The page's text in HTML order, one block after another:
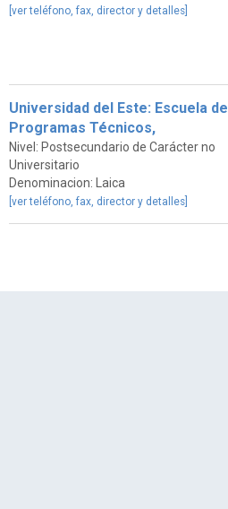
[ver teléfono, fax, director y detalles]
Universidad del Este: Escuela de
Programas Técnicos,
Nivel: Postsecundario de Carácter no
Universitario
Denominacion: Laica
[ver teléfono, fax, director y detalles]